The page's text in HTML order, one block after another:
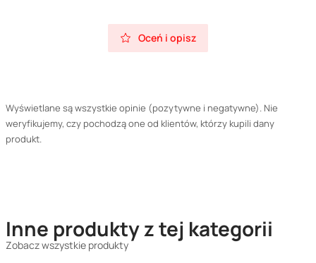
Oceń i opisz
Wyświetlane są wszystkie opinie (pozytywne i negatywne). Nie
weryfikujemy, czy pochodzą one od klientów, którzy kupili dany
produkt.
Inne produkty z tej kategorii
Zobacz wszystkie produkty